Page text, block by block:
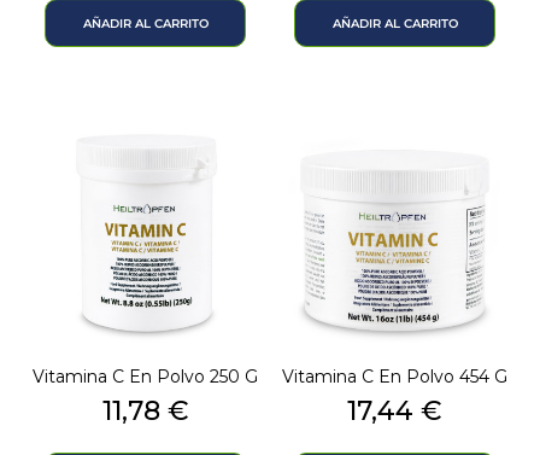
AÑADIR AL CARRITO AÑADIR AL CARRITO
Vitamina C En Polvo 250 G
Precio
11,78 €
Vitamina C En Polvo 454 G
Precio
17,44 €